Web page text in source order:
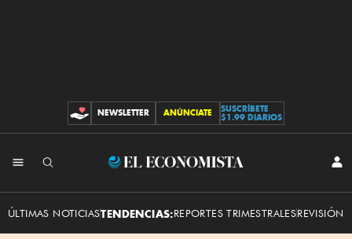
CONTRIBUCIONES
NEWSLETTER ANÚNCIATE
SUSCRÍBETE
$1.99 DIARIOS
El
ÚLTIMAS NOTICIASTENDENCIAS:REPORTES TRIMESTRALESREVISIÓN